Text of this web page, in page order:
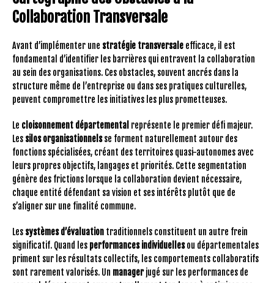
Collaboration Transversale
Avant d’implémenter une stratégie transversale efficace, il est
fondamental d’identifier les barrières qui entravent la collaboration
au sein des organisations. Ces obstacles, souvent ancrés dans la
structure même de l’entreprise ou dans ses pratiques culturelles,
peuvent compromettre les initiatives les plus prometteuses.
Le cloisonnement départemental représente le premier défi majeur.
Les silos organisationnelsse forment naturellement autour des
fonctions spécialisées, créant des territoires quasi-autonomes avec
leurs propres objectifs, langages et priorités. Cette segmentation
génère des frictions lorsque la collaboration devient nécessaire,
chaque entité défendant sa vision et ses intérêts plutôt que de
s’aligner sur une finalité commune.
Les systèmes d’évaluation traditionnels constituent un autre frein
significatif. Quand les performances individuellesou départementales
priment sur les résultats collectifs, les comportements collaboratifs
sont rarement valorisés. Un managerjugé sur les performances de